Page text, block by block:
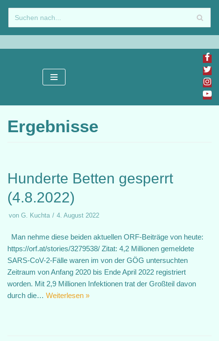
Zum
Inhalt
springen
Ergebnisse
Hunderte Betten gesperrt
(4.8.2022)
von G. Kuchta 4. August 2022
Man nehme diese beiden aktuellen ORF-Beiträge von heute:
https://orf.at/stories/3279538/ Zitat: 4,2 Millionen gemeldete
SARS-CoV-2-Fälle waren im von der GÖG untersuchten
Zeitraum von Anfang 2020 bis Ende April 2022 registriert
worden. Mit 2,9 Millionen Infektionen trat der Großteil davon
durch die… Weiterlesen »